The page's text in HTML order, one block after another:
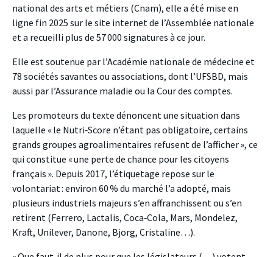
national des arts et métiers (Cnam), elle a été mise en
ligne fin 2025 sur le site internet de l’Assemblée nationale
et a recueilli plus de 57 000 signatures à ce jour.
Elle est soutenue par l’Académie nationale de médecine et
78 sociétés savantes ou associations, dont l’UFSBD, mais
aussi par l’Assurance maladie ou la Cour des comptes.
Les promoteurs du texte dénoncent une situation dans
laquelle « le Nutri‑Score n’étant pas obligatoire, certains
grands groupes agroalimentaires refusent de l’afficher », ce
qui constitue « une perte de chance pour les citoyens
français ». Depuis 2017, l’étiquetage repose sur le
volontariat : environ 60 % du marché l’a adopté, mais
plusieurs industriels majeurs s’en affranchissent ou s’en
retirent (Ferrero, Lactalis, Coca‑Cola, Mars, Mondelez,
Kraft, Unilever, Danone, Bjorg, Cristaline…).